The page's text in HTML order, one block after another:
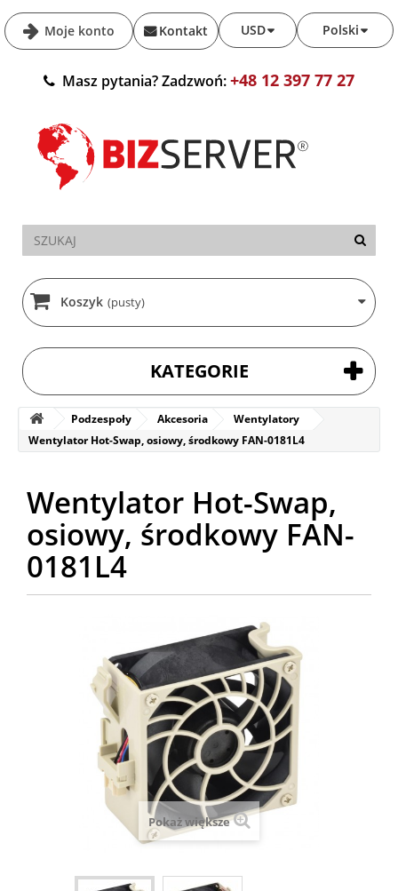
Moje konto Polski
USD
Kontakt
Masz pytania? Zadzwoń:+48 12 397 77 27
Koszyk (pusty)
KATEGORIE
Podzespoły Akcesoria
Wentylatory
Wentylator Hot-Swap, osiowy, środkowy FAN-0181L4
Wentylator Hot-Swap,
osiowy, środkowy FAN-
0181L4
Pokaż większe